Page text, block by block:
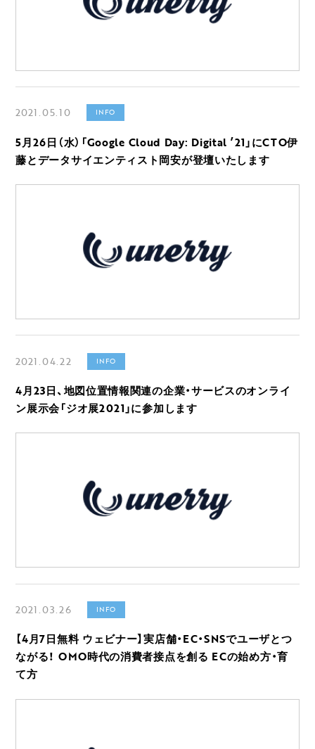
2021.05.10 INFO
5月26日（水）「Google Cloud Day: Digital ’21」にCTO伊
藤とデータサイエンティスト岡安が登壇いたします
2021.04.22 INFO
4月23日、地図位置情報関連の企業・サービスのオンライ
ン展示会「ジオ展2021」に参加します
2021.03.26 INFO
【4月7日無料 ウェビナー】実店舗・EC・SNSでユーザとつ
ながる！ OMO時代の消費者接点を創る ECの始め方・育
て方